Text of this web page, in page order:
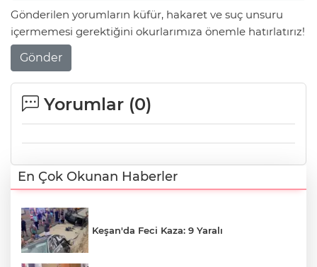
Gönderilen yorumların küfür, hakaret ve suç unsuru
içermemesi gerektiğini okurlarımıza önemle hatırlatırız!
Gönder
Yorumlar (0)
En Çok Okunan Haberler
Keşan'da Feci Kaza: 9 Yaralı